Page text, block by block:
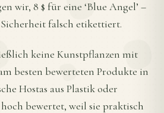
wir, 8 $ für eine ‘Blue Angel’ –
falsch etikettiert.
keine Kunstpflanzen mit
besten bewerteten Produkte in
Hostas aus Plastik oder
hoch bewertet, weil sie praktisch